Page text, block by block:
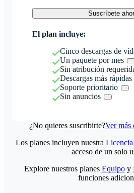
Suscríbete
El plan incluye:
Cinco descargas de
Un paquete por mes
Sin atribución
Descargas más rápidas
Soporte prioritario
Sin anuncios
¿No quieres suscribirte?Ver más
Los planes incluyen nuestra Licencia
acceso de un solo
Explore nuestros planes Equipoy
funciones